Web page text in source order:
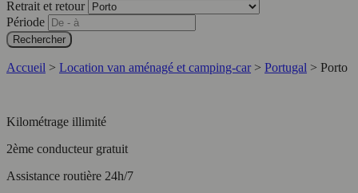
Retrait et retour
Période
Rechercher
Accueil > Location van aménagé et camping-car > Portugal > Porto
Kilométrage illimité
2ème conducteur gratuit
Assistance routière 24h/7